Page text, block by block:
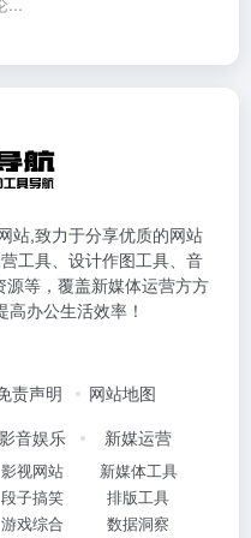
站,致力于分享优质的网站
工具、设计作图工具、音
等，覆盖新媒体运营方方
办公生活效率！
责声明
网站地图
影音娱乐
影视网站
段子搞笑
游戏综合
新媒运营
新媒体工具
排版工具
数据洞察